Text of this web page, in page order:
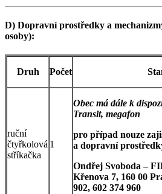
D) Dopravní prostředky a
osoby):
Druh Počet
ruční
čtyřkolová
stříkačka
1
Obec má dále k
Transit, megafon
pro případ nouze
a dopravní
Ondřej Svoboda –
Křenova 7, 160 00
902, 602 374 960